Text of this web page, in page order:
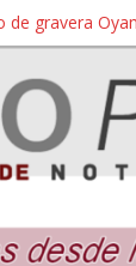
de gravera
de Salinas
vuelve a las
detener a
un